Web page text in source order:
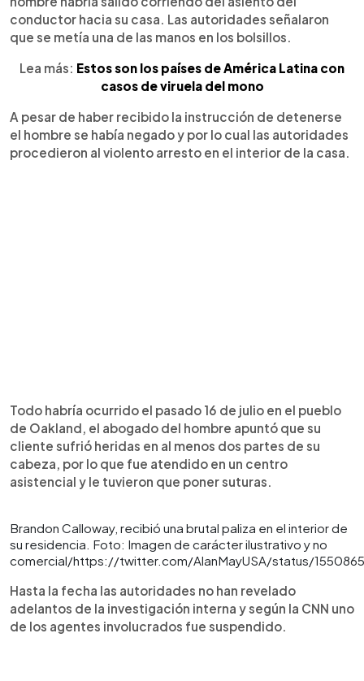
conductor hacia su casa. Las autoridades señalaron
que se metía una de las manos en los bolsillos.
Lea más: Estos son los países de América Latina con
casos de viruela del mono
A pesar de haber recibido la instrucción de detenerse
el hombre se había negado y por lo cual las autoridades
procedieron al violento arresto en el interior de la casa.
Todo habría ocurrido el pasado 16 de julio en el pueblo
de Oakland, el abogado del hombre apuntó que su
cliente sufrió heridas en al menos dos partes de su
cabeza, por lo que fue atendido en un centro
asistencial y le tuvieron que poner suturas.
Brandon Calloway, recibió una brutal paliza en el interior de
su residencia. Foto: Imagen de carácter ilustrativo y no
comercial/https://twitter.com/AlanMayUSA/status/
Hasta la fecha las autoridades no han revelado
adelantos de la investigación interna y según la CNN uno
de los agentes involucrados fue suspendido.